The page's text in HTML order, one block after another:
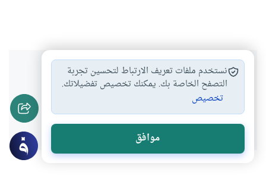
هل انتفعت بهذا المحتوى؟
نعم لا
نستخدم ملفات تعريف الارتباط لتحسين تجربة
التصفح الخاصة بك. يمكنك تخصيص تفضيلاتك.
تخصيص
موافق